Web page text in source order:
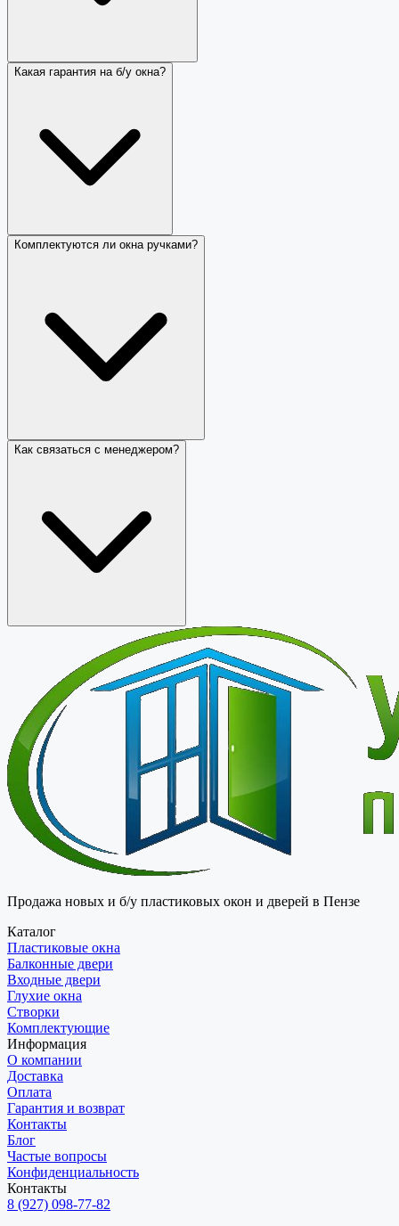
Какая гарантия на б/у окна?
Комплектуются ли окна ручками?
Как связаться с менеджером?
Продажа новых и б/у пластиковых окон и дверей в Пензе
Каталог
Пластиковые окна
Балконные двери
Входные двери
Глухие окна
Створки
Комплектующие
Информация
О компании
Доставка
Оплата
Гарантия и возврат
Контакты
Блог
Частые вопросы
Конфиденциальность
Контакты
8 (927) 098-77-82